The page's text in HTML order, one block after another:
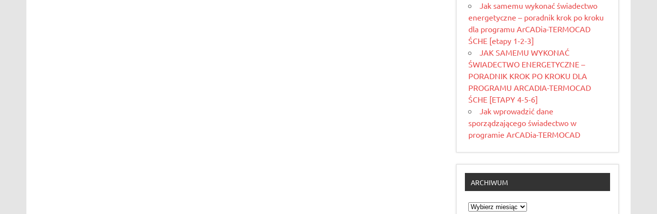
Jak samemu wykonać świadectwo
energetyczne – poradnik krok po kroku
dla programu ArCADia-TERMOCAD
ŚCHE [etapy 1-2-3]
JAK SAMEMU WYKONAĆ
ŚWIADECTWO ENERGETYCZNE –
PORADNIK KROK PO KROKU DLA
PROGRAMU ARCADIA-TERMOCAD
ŚCHE [ETAPY 4-5-6]
Jak wprowadzić dane
sporządzającego świadectwo w
programie ArCADia-TERMOCAD
ARCHIWUM
Archiwum